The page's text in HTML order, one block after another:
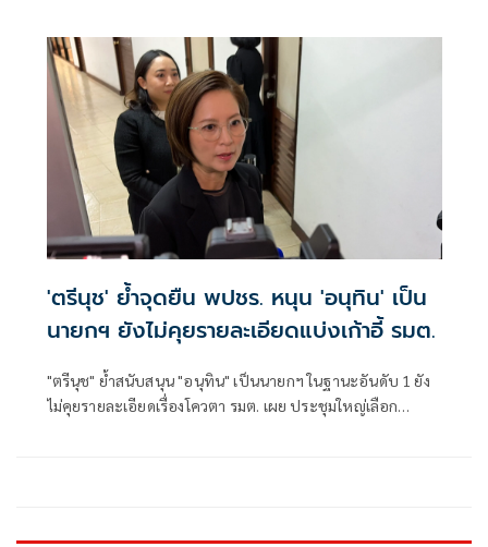
กระทรวงแรงงาน และทูตที่ประจำอยู่ในประเทศภูมิภาค
ตะวันออกกลางคอยติดตามสถานการณ์
'ตรีนุช' ย้ำจุดยืน พปชร. หนุน 'อนุทิน' เป็น
นายกฯ ยังไม่คุยรายละเอียดแบ่งเก้าอี้ รมต.
"ตรีนุช" ย้ำสนับสนุน "อนุทิน" เป็นนายกฯ ในฐานะอันดับ 1 ยัง
ไม่คุยรายละเอียดเรื่องโควตา รมต. เผย ประชุมใหญ่เลือก